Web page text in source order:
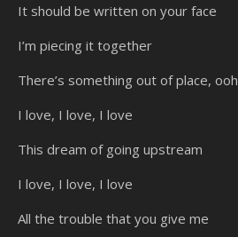
It should be written on your face
I’m piecing it together
There’s something out of place, ooh
I love, I love, I love
This dream of going upstream
I love, I love, I love
All the trouble that you give me